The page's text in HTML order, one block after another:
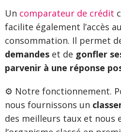
Un comparateur de crédit
facilite également l’accès
consommation. Il permet
demandes et de gonfler
parvenir à une réponse
⚙️ Notre fonctionnement.
nous fournissons un
des meilleurs taux et nous